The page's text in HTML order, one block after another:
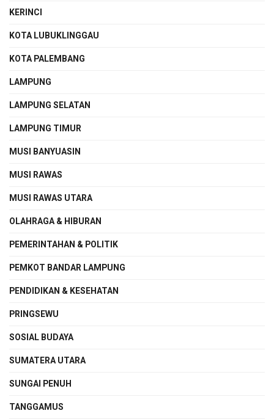
KERINCI
KOTA LUBUKLINGGAU
KOTA PALEMBANG
LAMPUNG
LAMPUNG SELATAN
LAMPUNG TIMUR
MUSI BANYUASIN
MUSI RAWAS
MUSI RAWAS UTARA
OLAHRAGA & HIBURAN
PEMERINTAHAN & POLITIK
PEMKOT BANDAR LAMPUNG
PENDIDIKAN & KESEHATAN
PRINGSEWU
SOSIAL BUDAYA
SUMATERA UTARA
SUNGAI PENUH
TANGGAMUS